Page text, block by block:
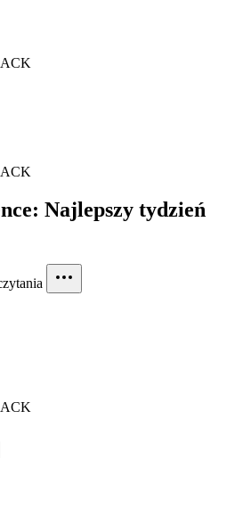
Najlepszy tydzień